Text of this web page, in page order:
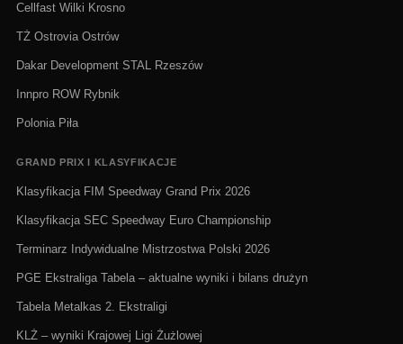
Cellfast Wilki Krosno
TŻ Ostrovia Ostrów
Dakar Development STAL Rzeszów
Innpro ROW Rybnik
Polonia Piła
GRAND PRIX I KLASYFIKACJE
Klasyfikacja FIM Speedway Grand Prix 2026
Klasyfikacja SEC Speedway Euro Championship
Terminarz Indywidualne Mistrzostwa Polski 2026
PGE Ekstraliga Tabela – aktualne wyniki i bilans drużyn
Tabela Metalkas 2. Ekstraligi
KLŻ – wyniki Krajowej Ligi Żużlowej